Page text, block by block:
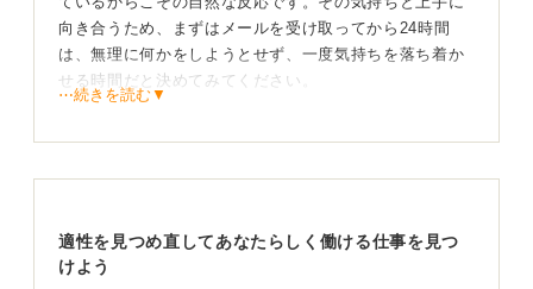
向き合うため、まずはメールを受け取ってから24時間
は、無理に何かをしようとせず、一度気持ちを落ち着か
せる時間だと決めてみてください。
かった」という事実、②それに対する自分の解釈や気持
たとえば、「自己PRの冒頭30秒をよりわかりやすくしよ
う」とか、「自分の経験を数字で伝えられるように準備
⋯続きを読む▼
適性を見つめ直してあなたらしく働ける仕事を見つ
けよう